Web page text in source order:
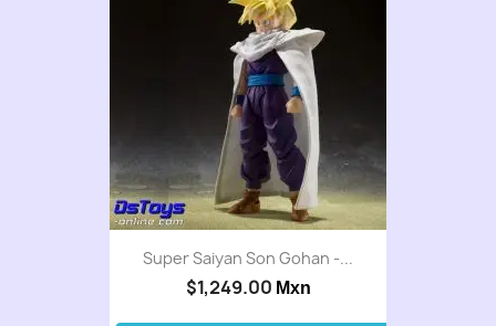
Super Saiyan Son Gohan -...
$1,249.00 Mxn